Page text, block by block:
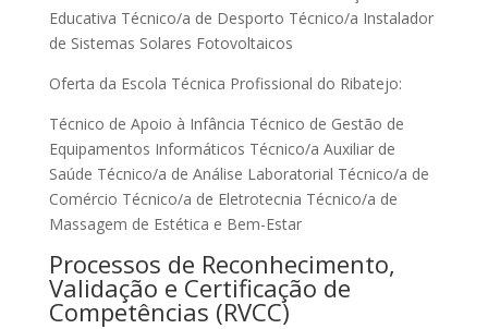
Educativa Técnico/a de Desporto Técnico/a Instalador
de Sistemas Solares Fotovoltaicos
Oferta da Escola Técnica Profissional do Ribatejo:
Técnico de Apoio à Infância Técnico de Gestão de
Equipamentos Informáticos Técnico/a Auxiliar de
Saúde Técnico/a de Análise Laboratorial Técnico/a de
Comércio Técnico/a de Eletrotecnia Técnico/a de
Massagem de Estética e Bem-Estar
Processos de Reconhecimento,
Validação e Certificação de
Competências (RVCC)